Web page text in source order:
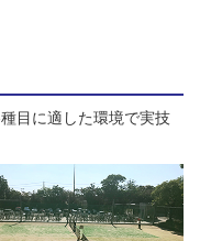
目に適した環境で実技